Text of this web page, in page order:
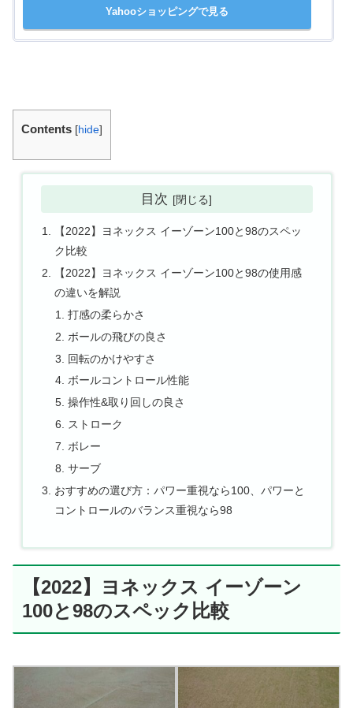
Yahooショッピングで見る
Contents [hide]
目次
【2022】ヨネックス イーゾーン100と98のスペッ
ク比較
【2022】ヨネックス イーゾーン100と98の使用感
の違いを解説
打感の柔らかさ
ボールの飛びの良さ
回転のかけやすさ
ボールコントロール性能
操作性&取り回しの良さ
ストローク
ボレー
サーブ
おすすめの選び方：パワー重視なら100、パワーと
コントロールのバランス重視なら98
【2022】ヨネックス イーゾーン
100と98のスペック比較